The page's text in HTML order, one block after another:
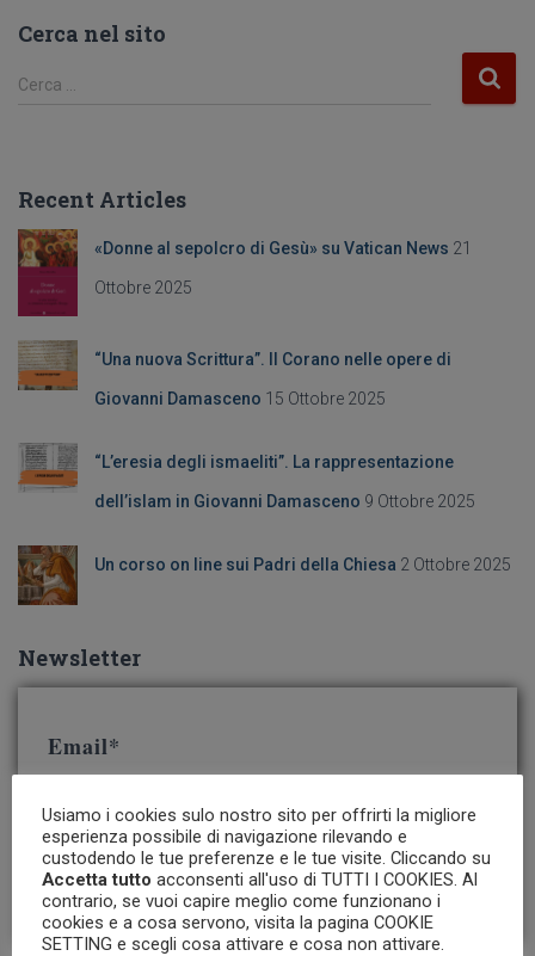
c
o
k
a
Cerca nel sito
R
c
a
p
:
Cerca …
Recent Articles
«Donne al sepolcro di Gesù» su Vatican News 21
Ottobre 2025
“Una nuova Scrittura”. Il Corano nelle opere di
Giovanni Damasceno 15 Ottobre 2025
“L’eresia degli ismaeliti”. La rappresentazione
dell’islam in Giovanni Damasceno 9 Ottobre 2025
Un corso on line sui Padri della Chiesa 2 Ottobre 2025
Newsletter
Email*
Accetto itermini e le condizioni
Usiamo i cookies sulo nostro sito per offrirti la migliore
esperienza possibile di navigazione rilevando e
custodendo le tue preferenze e le tue visite. Cliccando su
Accetta tutto acconsenti all'uso di TUTTI I COOKIES. Al
contrario, se vuoi capire meglio come funzionano i
cookies e a cosa servono, visita la pagina COOKIE
SETTING e scegli cosa attivare e cosa non attivare.